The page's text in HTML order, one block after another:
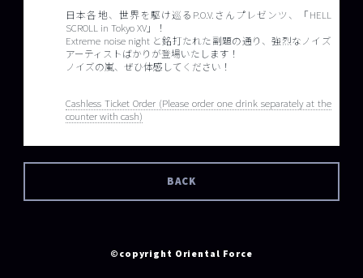
日本各地、世界を駆け巡るP.O.V.さんプレゼンツ、「HELL
SCROLL in Tokyo XV」！
Extreme noise night と銘打たれた副題の通り、強烈なノイズ
アーティストばかりが登場いたします！
ノイズの嵐、ぜひ体感してください！
Cashless Ticket Order (Please order one drink separately at the
counter with cash)
BACK
©copyright Oriental Force